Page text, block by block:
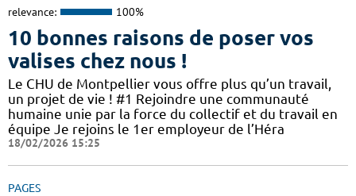
relevance: 100%
10 bonnes raisons de poser vos
valises chez nous !
Le CHU de Montpellier vous offre plus qu’un travail,
un projet de vie ! #1 Rejoindre une communauté
humaine unie par la force du collectif et du travail en
équipe Je rejoins le 1er employeur de l’Héra
18/02/2026 15:25
PAGES